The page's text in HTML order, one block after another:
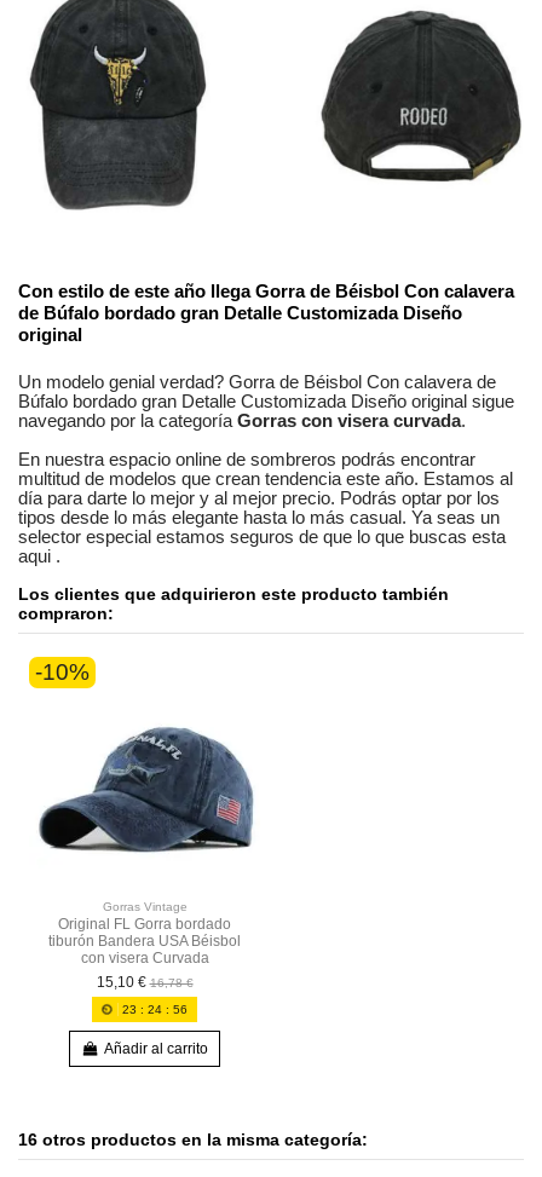
Estilos Informal
Genero Unisex
Con estilo de este año llegaGorra de Béisbol Con calavera
de Búfalo bordado gran Detalle Customizada Diseño
original
Un modelo genial verdad? Gorra de Béisbol Con calavera de
Búfalo bordado gran Detalle Customizada Diseño original sigue
navegando por la categoría Gorras con visera curvada.
En nuestra espacio online de sombreros podrás encontrar
multitud de modelos que crean tendencia este año. Estamos al
día para darte lo mejor y al mejor precio. Podrás optar por los
tipos desde lo más elegante hasta lo más casual. Ya seas un
selector especial estamos seguros de que lo que buscas esta
aqui .
Los clientes que adquirieron este producto también
compraron:
-10%
Gorras Vintage
Original FL Gorra bordado
tiburón Bandera USA Béisbol
con visera Curvada
15,10 € 16,78 €
23 :24 :55
Añadir al carrito
16 otros productos en la misma categoría: